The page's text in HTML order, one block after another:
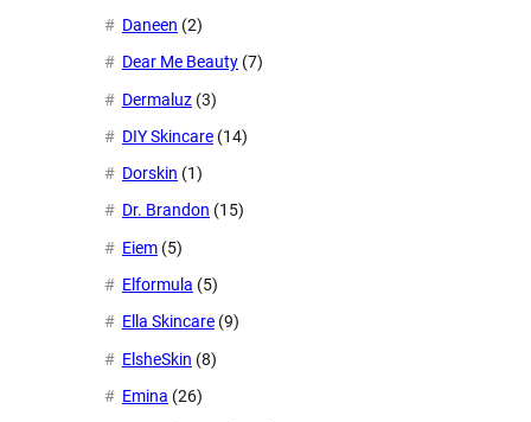
Daneen (2)
Dear Me Beauty (7)
Dermaluz (3)
DIY Skincare (14)
Dorskin (1)
Dr. Brandon (15)
Eiem (5)
Elformula (5)
Ella Skincare (9)
ElsheSkin (8)
Emina (26)